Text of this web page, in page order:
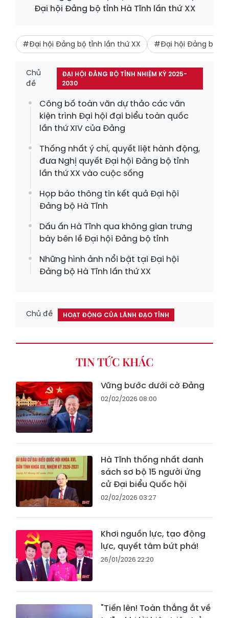
Đại hội Đảng bộ tỉnh Hà Tĩnh lần thứ XX
#Đại hội Đảng bộ tỉnh lần thứ XX #Đại hội Đảng bộ
Chủ
đề
ĐẠI HỘI ĐẢNG BỘ TỈNH NHIỆM KỲ 2025-
2030
Công bố toàn văn dự thảo các văn
kiện trình Đại hội đại biểu toàn quốc
lần thứ XIV của Đảng
Thống nhất ý chí, quyết liệt hành động,
đưa Nghị quyết Đại hội Đảng bộ tỉnh
lần thứ XX vào cuộc sống
Họp báo thông tin kết quả Đại hội
Đảng bộ Hà Tĩnh
Dấu ấn Hà Tĩnh qua không gian trưng
bày bên lề Đại hội Đảng bộ tỉnh
Những hình ảnh nổi bật tại Đại hội
Đảng bộ Hà Tĩnh lần thứ XX
Chủ đề HOẠT ĐỘNG CỦA LÃNH ĐẠO TỈNH
TIN TỨC KHÁC
Vững bước dưới cờ Đảng
02/02/2026 08:00
Hà Tĩnh thống nhất danh
sách sơ bộ 15 người ứng
cử Đại biểu Quốc hội
02/02/2026 03:27
Khơi nguồn lực, tạo động
lực, quyết tâm bứt phá!
26/01/2026 22:20
"Tiến lên! Toàn thắng ắt về